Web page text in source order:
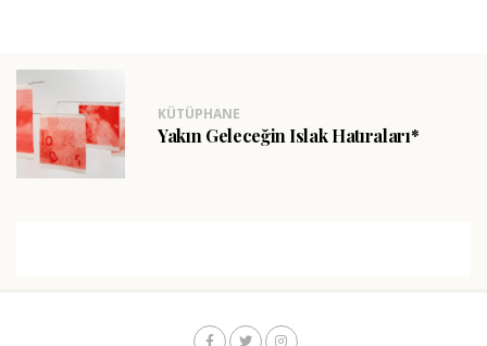
KÜTÜPHANE
Yakın Geleceğin Islak Hatıraları*